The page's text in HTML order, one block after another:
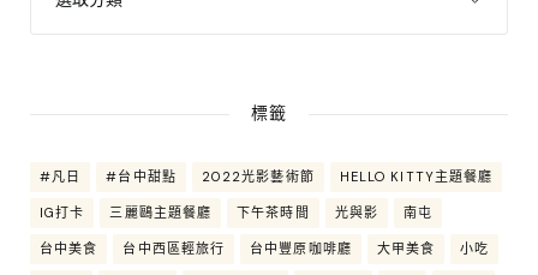
標籤
#凡日 #台中甜點 2022光影藝術節 HELLO KITTY主題餐廳
IG打卡 三麗鷗主題餐廳 下午茶時間 光與影 南屯
台中美食 台中西區輕旅行 台中豐原咖啡廳 大甲美食 小吃